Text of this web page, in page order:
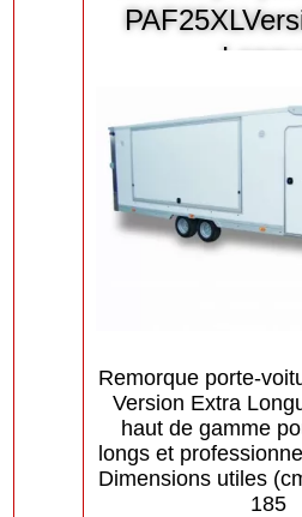
Longue
Remorque porte-
Version Extra
haut de gamme
longs et
Dimensions utiles
185